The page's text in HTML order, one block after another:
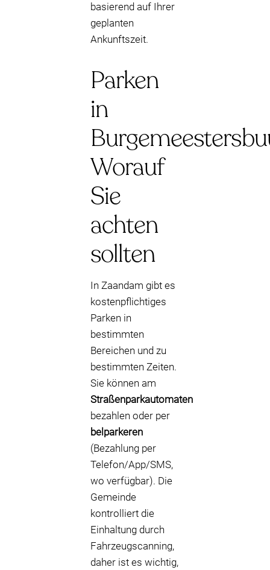
basierend auf Ihrer
geplanten
Ankunftszeit.
Parken
in
Worauf
Sie
achten
sollten
In Zaandam gibt es
kostenpflichtiges
Parken in
bestimmten
Bereichen und zu
bestimmten Zeiten.
Sie können am
Straßenparkautomaten
bezahlen oder per
belparkeren
(Bezahlung per
Telefon/App/SMS,
wo verfügbar). Die
Gemeinde
kontrolliert die
Einhaltung durch
Fahrzeugscanning,
daher ist es wichtig,